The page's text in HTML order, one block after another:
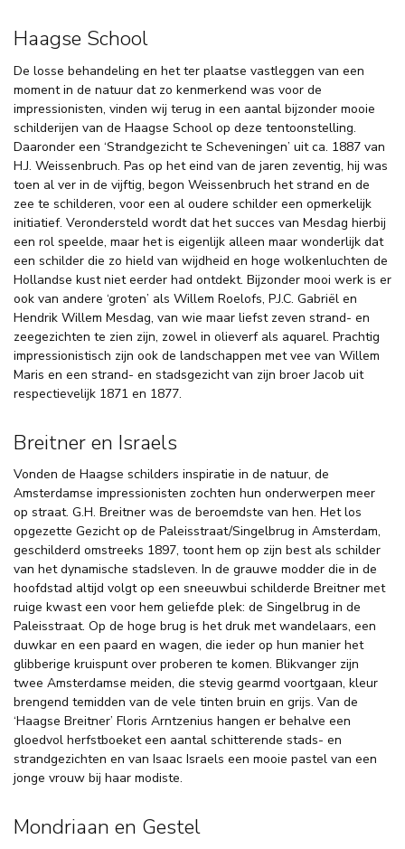
Haagse School
De losse behandeling en het ter plaatse vastleggen van een
moment in de natuur dat zo kenmerkend was voor de
impressionisten, vinden wij terug in een aantal bijzonder mooie
schilderijen van de Haagse School op deze tentoonstelling.
Daaronder een ‘Strandgezicht te Scheveningen’ uit ca. 1887 van
H.J. Weissenbruch. Pas op het eind van de jaren zeventig, hij was
toen al ver in de vijftig, begon Weissenbruch het strand en de
zee te schilderen, voor een al oudere schilder een opmerkelijk
initiatief. Verondersteld wordt dat het succes van Mesdag hierbij
een rol speelde, maar het is eigenlijk alleen maar wonderlijk dat
een schilder die zo hield van wijdheid en hoge wolkenluchten de
Hollandse kust niet eerder had ontdekt. Bijzonder mooi werk is er
ook van andere ‘groten’ als Willem Roelofs, P.J.C. Gabriël en
Hendrik Willem Mesdag, van wie maar liefst zeven strand- en
zeegezichten te zien zijn, zowel in olieverf als aquarel. Prachtig
impressionistisch zijn ook de landschappen met vee van Willem
Maris en een strand- en stadsgezicht van zijn broer Jacob uit
respectievelijk 1871 en 1877.
Breitner en Israels
Vonden de Haagse schilders inspiratie in de natuur, de
Amsterdamse impressionisten zochten hun onderwerpen meer
op straat. G.H. Breitner was de beroemdste van hen. Het los
opgezette Gezicht op de Paleisstraat/Singelbrug in Amsterdam,
geschilderd omstreeks 1897, toont hem op zijn best als schilder
van het dynamische stadsleven. In de grauwe modder die in de
hoofdstad altijd volgt op een sneeuwbui schilderde Breitner met
ruige kwast een voor hem geliefde plek: de Singelbrug in de
Paleisstraat. Op de hoge brug is het druk met wandelaars, een
duwkar en een paard en wagen, die ieder op hun manier het
glibberige kruispunt over proberen te komen. Blikvanger zijn
twee Amsterdamse meiden, die stevig gearmd voortgaan, kleur
brengend temidden van de vele tinten bruin en grijs. Van de
‘Haagse Breitner’ Floris Arntzenius hangen er behalve een
gloedvol herfstboeket een aantal schitterende stads- en
strandgezichten en van Isaac Israels een mooie pastel van een
jonge vrouw bij haar modiste.
Mondriaan en Gestel